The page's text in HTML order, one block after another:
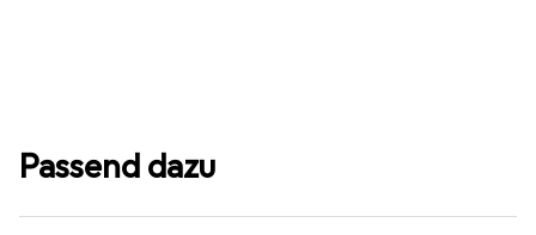
Passend dazu